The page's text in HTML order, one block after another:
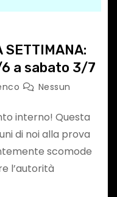
SETTIMANA:
a sabato 3/7
Nessun
interno! Questa
di noi alla prova
scomode
l’autorità